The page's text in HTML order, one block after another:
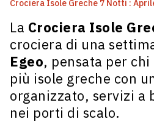
Crociera Isole Greche 7 Notti :
La Crociera Isole
crociera di una
Egeo, pensata per
più isole greche con
organizzato, servizi a
nei porti di scalo.